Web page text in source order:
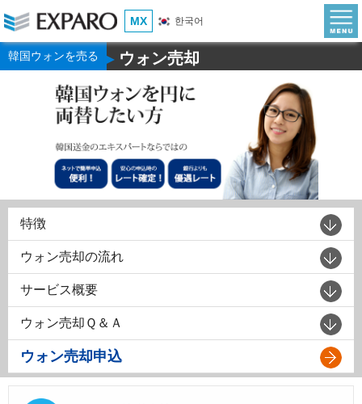
MX 한국어
韓国ウォンを売る ▶ウォン売却
特徴
ウォン売却の流れ
サービス概要
ウォン売却Ｑ＆Ａ
ウォン売却申込